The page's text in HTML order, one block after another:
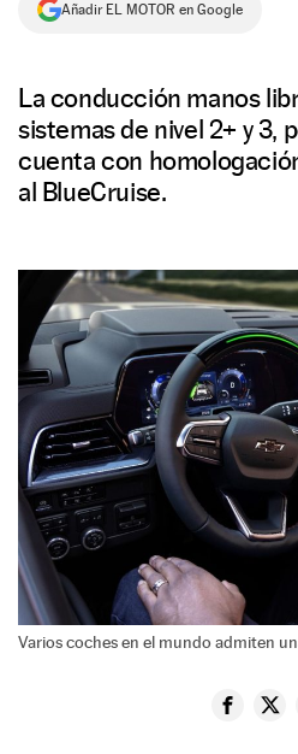
Añadir EL MOTOR en Google
La conducción manos
sistemas de nivel 2+ y 3,
cuenta con
al BlueCruise.
Varios coches en el mundo admiten